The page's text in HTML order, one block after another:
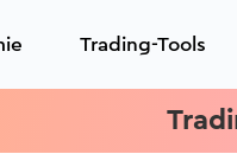
Trading-Tools
Trading